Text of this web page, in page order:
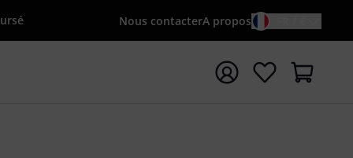
Nous contacterA propos
la recherche avec le terme de recherche